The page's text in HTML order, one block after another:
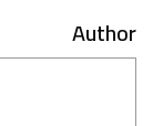
Author